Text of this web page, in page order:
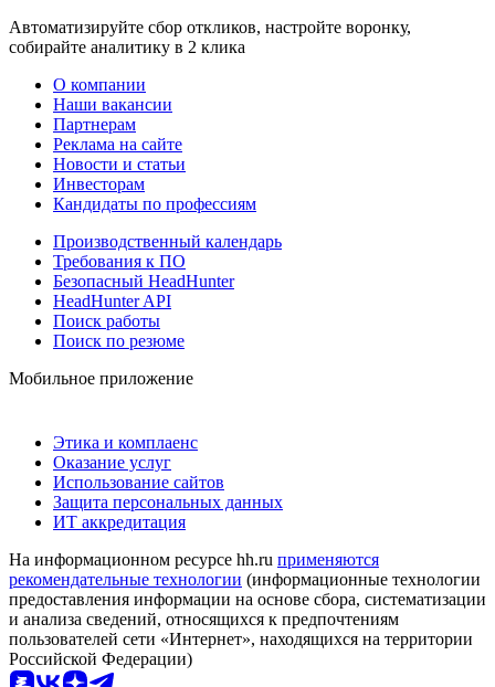
Автоматизируйте сбор откликов, настройте воронку,
собирайте аналитику в 2 клика
О компании
Наши вакансии
Партнерам
Реклама на сайте
Новости и статьи
Инвесторам
Кандидаты по профессиям
Производственный календарь
Требования к ПО
Безопасный HeadHunter
HeadHunter API
Поиск работы
Поиск по резюме
Мобильное приложение
Этика и комплаенс
Оказание услуг
Использование сайтов
Защита персональных данных
ИТ аккредитация
На информационном ресурсе hh.ru применяются
рекомендательные технологии (информационные технологии
предоставления информации на основе сбора, систематизации
и анализа сведений, относящихся к предпочтениям
пользователей сети «Интернет», находящихся на территории
Российской Федерации)